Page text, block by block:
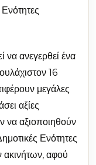
ανεγερθεί ένα
16
μεγάλες
αξίες
να αξιοποιηθούν
Ενότητες
ακινήτων, αφού